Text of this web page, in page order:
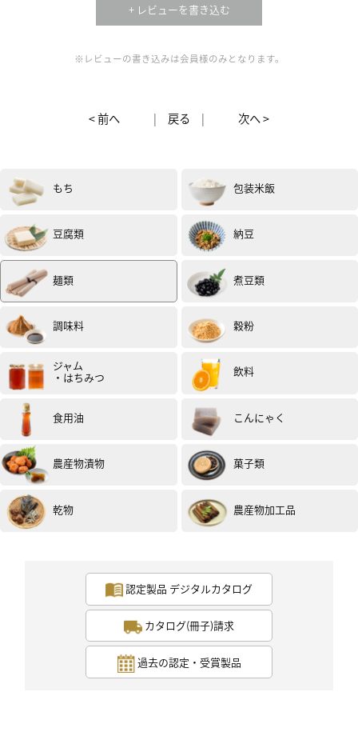
+ レビューを書き込む
※レビューの書き込みは会員様のみとなります。
< 前へ | 戻る | 次へ >
もち 包装米飯
豆腐類 納豆
麺類 煮豆類
調味料 穀粉
ジャム
・はちみつ 飲料
食用油 こんにゃく
農産物漬物 菓子類
乾物 農産物加工品
認定製品 デジタルカタログ
カタログ(冊子)請求
過去の認定・受賞製品